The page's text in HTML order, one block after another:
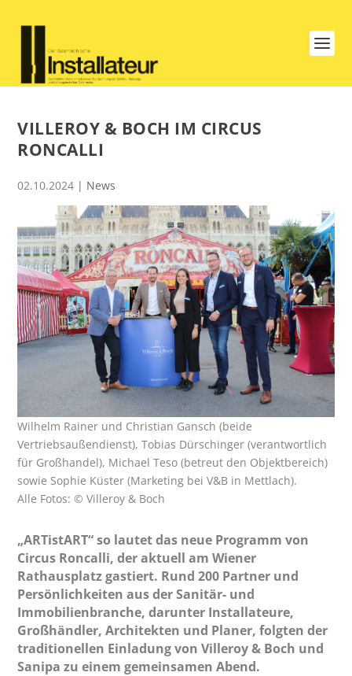
VILLEROY & BOCH IM CIRCUS
RONCALLI
02.10.2024 | News
Wilhelm Rainer und Christian Gansch (beide
Vertriebsaußendienst), Tobias Dürschinger (verantwortlich
für Großhandel), Michael Teso (betreut den Objektbereich)
sowie Sophie Küster (Marketing bei V&B in Mettlach).
Alle Fotos: © Villeroy & Boch
„ARTistART“ so lautet das neue Programm von
Circus Roncalli, der aktuell am Wiener
Rathausplatz gastiert. Rund 200 Partner und
Persönlichkeiten aus der Sanitär- und
Immobilienbranche, darunter Installateure,
Großhändler, Architekten und Planer, folgten der
traditionellen Einladung von Villeroy & Boch und
Sanipa zu einem gemeinsamen Abend.